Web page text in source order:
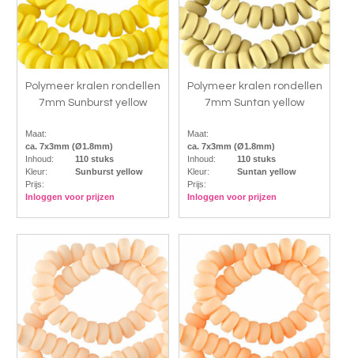
Polymeer kralen rondellen
7mm Sunburst yellow
Maat:
ca. 7x3mm (Ø1.8mm)
Inhoud:
110 stuks
Kleur:
Sunburst yellow
Prijs:
Inloggen voor prijzen
Polymeer kralen rondellen
7mm Suntan yellow
Maat:
ca. 7x3mm (Ø1.8mm)
Inhoud:
110 stuks
Kleur:
Suntan yellow
Prijs:
Inloggen voor prijzen